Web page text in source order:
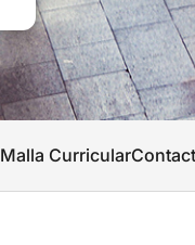
Malla Curricular